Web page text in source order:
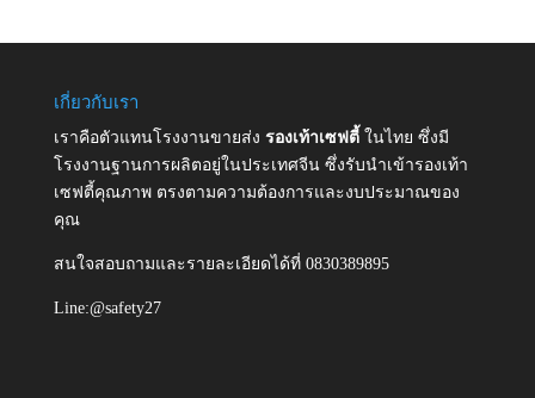
เกี่ยวกับเรา
เราคือตัวแทนโรงงานขายส่ง รองเท้าเซฟตี้ ในไทย ซึ่งมี
โรงงานฐานการผลิตอยู่ในประเทศจีน ซึ่งรับนำเข้ารองเท้า
เซฟตี้คุณภาพ ตรงตามความต้องการและงบประมาณของ
คุณ
สนใจสอบถามและรายละเอียดได้ที่ 0830389895
Line:@safety27